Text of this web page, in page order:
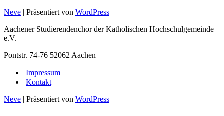
Neve | Präsentiert von WordPress
Aachener Studierendenchor der Katholischen Hochschulgemeinde
e.V.
Pontstr. 74-76 52062 Aachen
Impressum
Kontakt
Neve | Präsentiert von WordPress